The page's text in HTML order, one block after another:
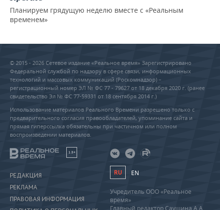
Планируем грядущую неделю вместе с «Реальным
временем»
© 2015 - 2026 Сетевое издание «Реальное время» Зарегистрировано
Федеральной службой по надзору в сфере связи, информационных
технологий и массовых коммуникаций (Роскомнадзор) –
регистрационный номер ЭЛ № ФС 77 - 79627 от 18 декабря 2020 г. (ранее
свидетельство Эл № ФС 77-59331 от 18 сентября 2014 г.)
Использование материалов Реального Времени разрешено только с
предварительного согласия правообладателей, упоминание сайта и
прямая гиперссылка обязательны при частичном или полном
воспроизведении материалов.
18+
РЕДАКЦИЯ
РЕКЛАМА
ПРАВОВАЯ ИНФОРМАЦИЯ
RU EN
Учредитель ООО «Реальное
время»